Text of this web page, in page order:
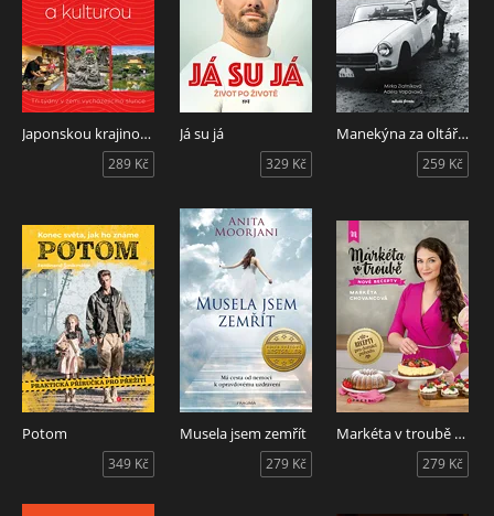
Japonskou krajinou a kulturou
289 Kč
Já su já
329 Kč
Manekýna za oltářem
259 Kč
Potom
349 Kč
Musela jsem zemřít
279 Kč
Markéta v troubě nové recepty
279 Kč